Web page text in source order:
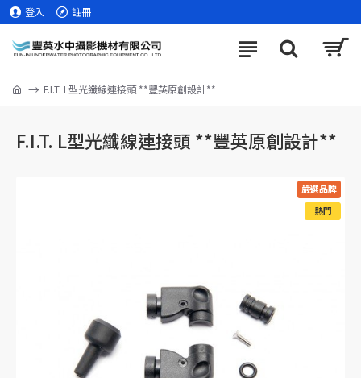
登入 註冊
F.I.T. L型光纖線連接頭 **豐英原創設計**
F.I.T. L型光纖線連接頭 **豐英原創設計**
熱門
嚴選品牌